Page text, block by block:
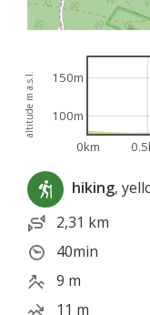
altitude m a.s.l.
0km
100m
150m
hiking,
2,31 km
40min
9 m
11 m